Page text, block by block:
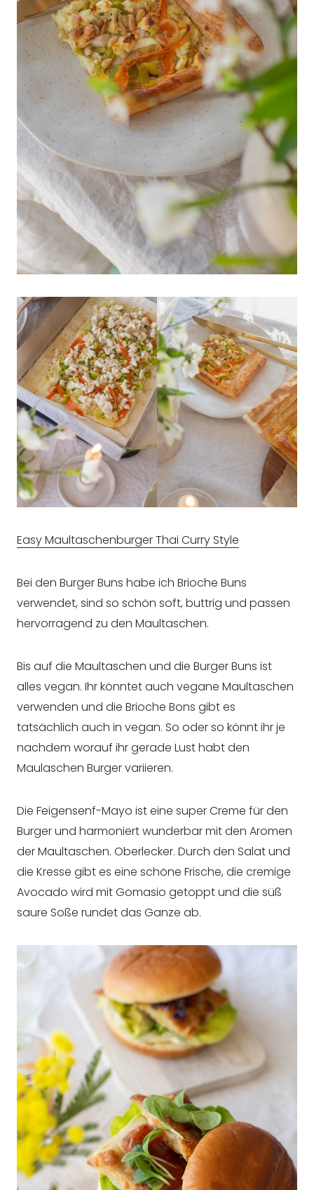
Easy Maultaschenburger Thai Curry Style
Bei den Burger Buns habe ich Brioche Buns
verwendet, sind so schön soft, buttrig und passen
hervorragend zu den Maultaschen.
Bis auf die Maultaschen und die Burger Buns ist
alles vegan. Ihr könntet auch vegane Maultaschen
verwenden und die Brioche Bons gibt es
tatsächlich auch in vegan. So oder so könnt ihr je
nachdem worauf ihr gerade Lust habt den
Maulaschen Burger variieren.
Die Feigensenf-Mayo ist eine super Creme für den
Burger und harmoniert wunderbar mit den Aromen
der Maultaschen. Oberlecker. Durch den Salat und
die Kresse gibt es eine schöne Frische, die cremige
Avocado wird mit Gomasio getoppt und die süß
saure Soße rundet das Ganze ab.